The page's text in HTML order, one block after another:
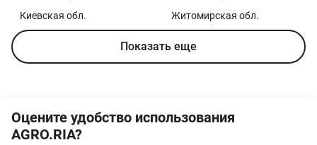
Киевская обл. Житомирская обл.
Показать еще
Оцените удобство использования
AGRO.RIA?